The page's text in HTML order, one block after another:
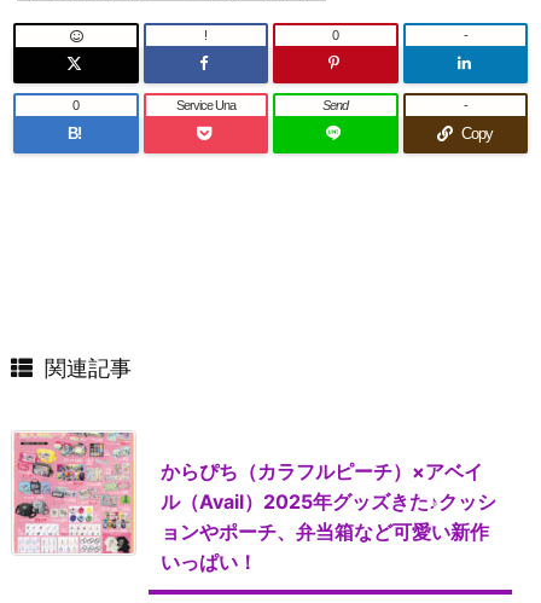
! 0 -
B!
0 Service Una Send
Copy
-
関連記事
からぴち（カラフルピーチ）×アベイ
ル（Avail）2025年グッズきた♪クッシ
ョンやポーチ、弁当箱など可愛い新作
いっぱい！